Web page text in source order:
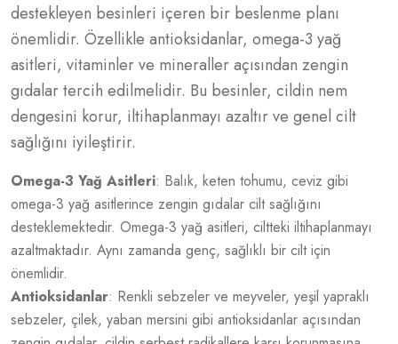
destekleyen besinleri içeren bir beslenme planı
önemlidir. Özellikle antioksidanlar, omega-3 yağ
asitleri, vitaminler ve mineraller açısından zengin
gıdalar tercih edilmelidir. Bu besinler, cildin nem
dengesini korur, iltihaplanmayı azaltır ve genel cilt
sağlığını iyileştirir.
Omega-3 Yağ Asitleri: Balık, keten tohumu, ceviz gibi
omega-3 yağ asitlerince zengin gıdalar cilt sağlığını
desteklemektedir. Omega-3 yağ asitleri, ciltteki iltihaplanmayı
azaltmaktadır. Aynı zamanda genç, sağlıklı bir cilt için
önemlidir.
Antioksidanlar: Renkli sebzeler ve meyveler, yeşil yapraklı
sebzeler, çilek, yaban mersini gibi antioksidanlar açısından